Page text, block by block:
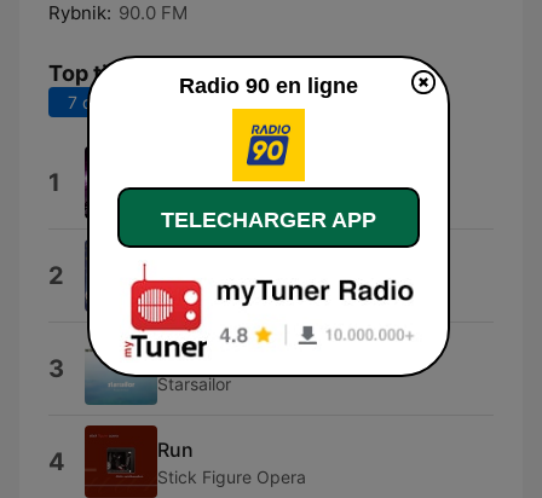
Rybnik: 90.0 FM
Top titres
7 derniers jours 30 derniers jours
1 DIGIDI DIGIDI
2 Robertino
3 Four To the Floor
Starsailor
4 Run
Stick Figure Opera
Radio 90 en ligne
TELECHARGER APP